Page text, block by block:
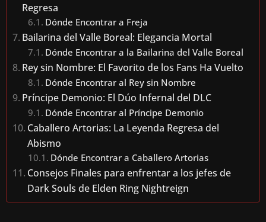
Regresa
Dónde Encontrar a Freja
Bailarina del Valle Boreal: Elegancia Mortal
Dónde Encontrar a la Bailarina del Valle Boreal
Rey sin Nombre: El Favorito de los Fans Ha Vuelto
Dónde Encontrar al Rey sin Nombre
Príncipe Demonio: El Dúo Infernal del DLC
Dónde Encontrar al Príncipe Demonio
Caballero Artorias: La Leyenda Regresa del
Abismo
Dónde Encontrar a Caballero Artorias
Consejos Finales para enfrentar a los jefes de
Dark Souls de Elden Ring Nightreign